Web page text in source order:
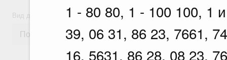
1 - 80 80, 1 - 100 100, 1
39, 06 31, 86 23, 7661,
16, 5631, 86 28, 08 23,
Вид документа